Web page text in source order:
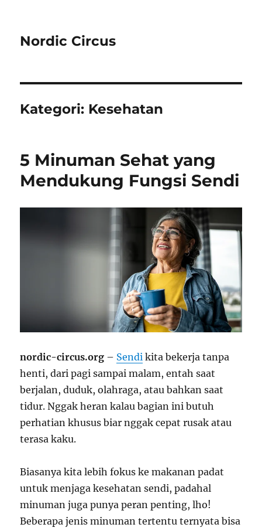
Nordic Circus
Kategori: Kesehatan
5 Minuman Sehat yang
Mendukung Fungsi Sendi
nordic-circus.org – Sendi kita bekerja tanpa
henti, dari pagi sampai malam, entah saat
berjalan, duduk, olahraga, atau bahkan saat
tidur. Nggak heran kalau bagian ini butuh
perhatian khusus biar nggak cepat rusak atau
terasa kaku.
Biasanya kita lebih fokus ke makanan padat
untuk menjaga kesehatan sendi, padahal
minuman juga punya peran penting, lho!
Beberapa jenis minuman tertentu ternyata bisa